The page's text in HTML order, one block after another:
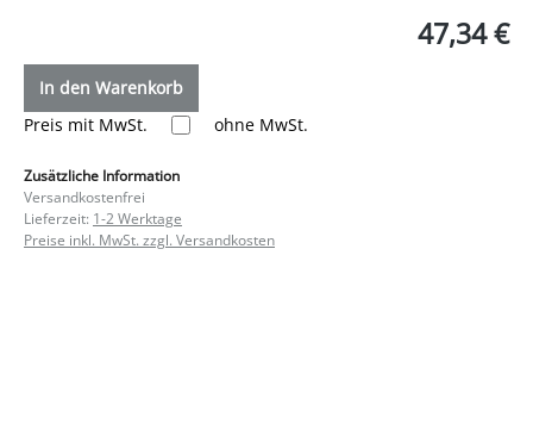
47,34 €
In den Warenkorb
Preis mit MwSt.
ohne MwSt.
Zusätzliche Information
Versandkostenfrei
Lieferzeit: 1-2 Werktage
Preise inkl. MwSt. zzgl. Versandkosten